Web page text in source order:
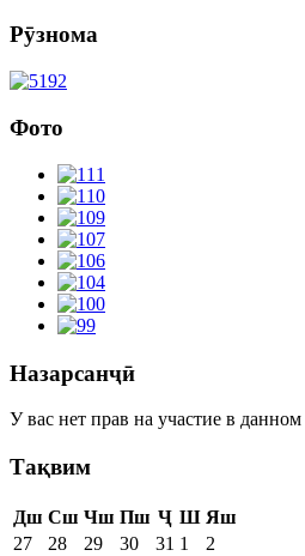
Рӯзнома
Фото
Назарсанҷӣ
У вас нет прав на участие в данном
Тақвим
Дш Сш Чш Пш Ҷ Ш Яш
27
28 29 30 31 1
2